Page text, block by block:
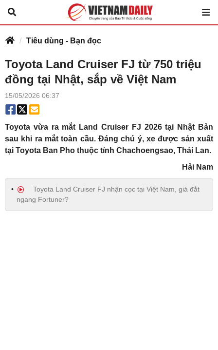
Tiêu dùng - Bạn đọc
Toyota Land Cruiser FJ từ 750 triệu
đồng tại Nhật, sắp về Việt Nam
15/05/2026 06:37
Toyota vừa ra mắt Land Cruiser FJ 2026 tại Nhật Bản
sau khi ra mắt toàn cầu. Đáng chú ý, xe được sản xuất
tại Toyota Ban Pho thuộc tỉnh Chachoengsao, Thái Lan.
Hải Nam
Toyota Land Cruiser FJ nhận cọc tại Việt Nam, giá đắt
ngang Fortuner?